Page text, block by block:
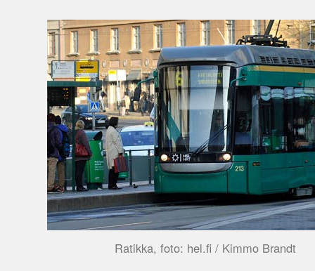
Ratikka, foto: hel.fi / Kimmo Brandt